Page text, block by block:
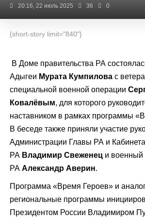
20:16, 22 июль 2025
36 0
{short-story limit="840"}
В Доме правительства РА
Адыгеи Мурата Кумпилова с
специальной военной операции
Ковалёвым, для которого
наставником в рамках программы
В беседе также приняли участие
Администрации Главы РА и
РА Владимир Свеженец и военный
РА Александр Аверин.
Программа «Время Героев» и
региональные программы
Президентом России Владимиром